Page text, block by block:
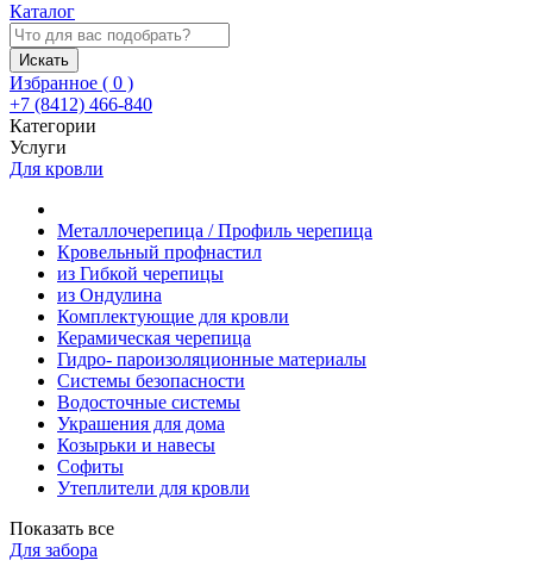
Каталог
Искать
Избранное ( 0 )
+7 (8412) 466-840
Категории
Услуги
Для кровли
Металлочерепица / Профиль черепица
Кровельный профнастил
из Гибкой черепицы
из Ондулина
Комплектующие для кровли
Керамическая черепица
Гидро- пароизоляционные материалы
Системы безопасности
Водосточные системы
Украшения для дома
Козырьки и навесы
Софиты
Утеплители для кровли
Показать все
Для забора